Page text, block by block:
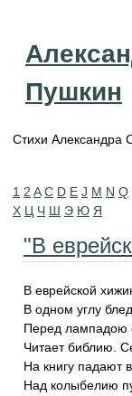
Пушкин
Стихи Александра
1 2 A C D E J M N Q
Х Ц Ч Ш Э Ю Я
"В
В еврейской
В одном углу
Перед лампадою
Читает библию.
На книгу падают
Над колыбелию